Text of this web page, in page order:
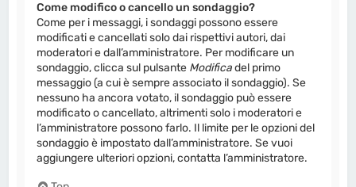
Come modifico o cancello un sondaggio?
Come per i messaggi, i sondaggi possono essere
modificati e cancellati solo dai rispettivi autori, dai
moderatori e dall’amministratore. Per modificare un
sondaggio, clicca sul pulsante Modificadel primo
messaggio (a cui è sempre associato il sondaggio). Se
nessuno ha ancora votato, il sondaggio può essere
modificato o cancellato, altrimenti solo i moderatori e
l’amministratore possono farlo. Il limite per le opzioni del
sondaggio è impostato dall’amministratore. Se vuoi
aggiungere ulteriori opzioni, contatta l’amministratore.